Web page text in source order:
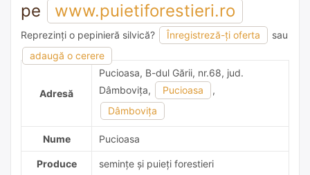
pe
www.puietiforestieri.ro
Reprezinți o pepinieră silvică? Înregistreză-ți oferta
sau
adaugă o cerere
adaugă o recomandare
Adresă
Pucioasa, B-dul Gării, nr.68, jud.
Dâmboviţa,
Pucioasa
,
Dâmboviţa
Nume Pucioasa
Produce semințe și puieți forestieri